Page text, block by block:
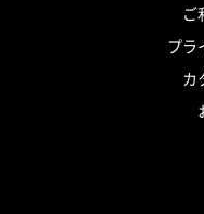
ご
プラ
カ